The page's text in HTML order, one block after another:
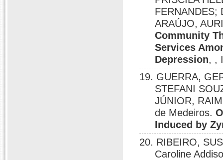
FERNANDES;
ARAÚJO,
Community
Services
Depression, ,
19. GUERRA,
STEFANI
JÚNIOR,
de Medeiros.
Induced by
20. RIBEIRO,
Caroline